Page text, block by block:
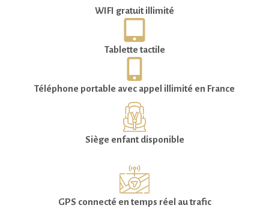
WIFI gratuit illimité
Tablette tactile
Téléphone portable avec appel illimité en France
Siège enfant disponible
GPS connecté en temps réel au trafic